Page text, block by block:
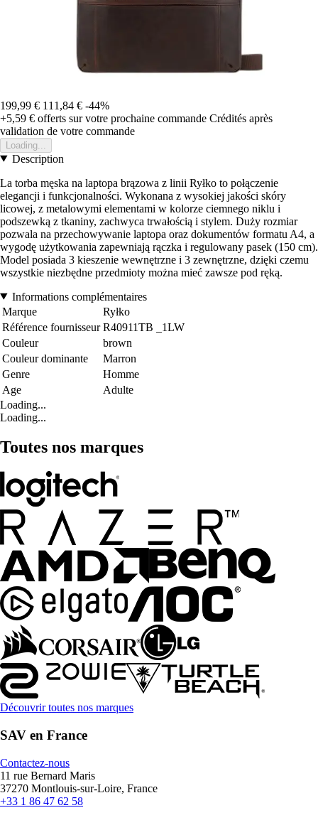
199,99 € 111,84 € -44%
+5,59 € offerts sur votre prochaine commande Crédités après
validation de votre commande
Loading...
Description
La torba męska na laptopa brązowa z linii Ryłko to połączenie
elegancji i funkcjonalności. Wykonana z wysokiej jakości skóry
licowej, z metalowymi elementami w kolorze ciemnego niklu i
podszewką z tkaniny, zachwyca trwałością i stylem. Duży rozmiar
pozwala na przechowywanie laptopa oraz dokumentów formatu A4, a
wygodę użytkowania zapewniają rączka i regulowany pasek (150 cm).
Model posiada 3 kieszenie wewnętrzne i 3 zewnętrzne, dzięki czemu
wszystkie niezbędne przedmioty można mieć zawsze pod ręką.
Informations complémentaires
Marque
Ryłko
Référence fournisseur R40911TB _1LW
Couleur
brown
Couleur dominante
Marron
Genre
Homme
Age
Adulte
Loading...
Loading...
Toutes nos marques
Découvrir toutes nos marques
SAV en France
Contactez-nous
11 rue Bernard Maris
37270 Montlouis-sur-Loire, France
+33 1 86 47 62 58